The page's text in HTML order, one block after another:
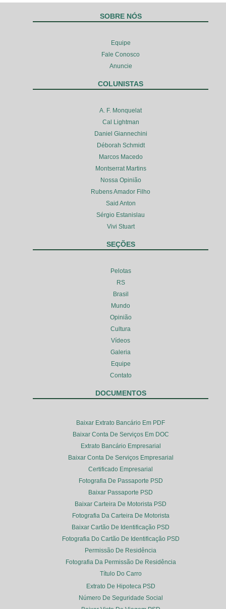
SOBRE NÓS
Equipe
Fale Conosco
Anuncie
COLUNISTAS
A. F. Monquelat
Cal Lightman
Daniel Giannechini
Déborah Schmidt
Marcos Macedo
Montserrat Martins
Nossa Opinião
Rubens Amador Filho
Said Anton
Sérgio Estanislau
Vivi Stuart
SEÇÕES
Pelotas
RS
Brasil
Mundo
Opinião
Cultura
Vídeos
Galeria
Equipe
Contato
DOCUMENTOS
Baixar Extrato Bancário Em PDF
Baixar Conta De Serviços Em DOC
Extrato Bancário Empresarial
Baixar Conta De Serviços Empresarial
Certificado Empresarial
Fotografia De Passaporte PSD
Baixar Passaporte PSD
Baixar Carteira De Motorista PSD
Fotografia Da Carteira De Motorista
Baixar Cartão De Identificação PSD
Fotografia Do Cartão De Identificação PSD
Permissão De Residência
Fotografia Da Permissão De Residência
Título Do Carro
Extrato De Hipoteca PSD
Número De Seguridade Social